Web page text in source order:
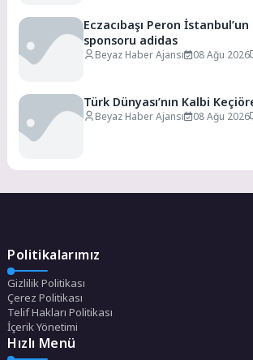
Eczacıbaşı Peron
sponsoru adidas
Beyaz Haber Ajansı 08 Ağu 2026
Türk Dünyası’nın Kalbi
Beyaz Haber Ajansı 08 Ağu 2026
Politikalarımız
Gizlilik Politikası
Çerez Politikası
Telif Hakları Politikası
İçerik Yönetimi
Hızlı Menü